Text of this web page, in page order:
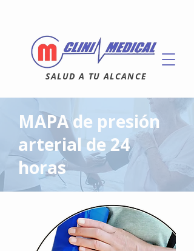
SALUD A TU ALCANCE
MAPA de presión
arterial de 24
horas